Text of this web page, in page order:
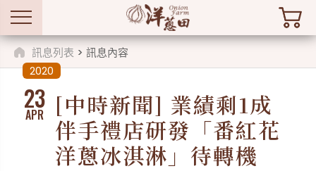
訊息列表 > 訊息內容
23
APR
2020
[中時新聞] 業績剩1成
伴手禮店研發「番紅花
洋蔥冰淇淋」待轉機